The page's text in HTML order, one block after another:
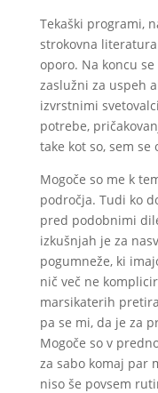
Tekaški programi,
strokovna
oporo. Na koncu
zaslužni za uspeh
izvrstnimi
potrebe,
take kot so, sem se
Mogoče so me k
področja. Tudi ko
pred podobnimi
izkušnjah je za
pogumneže, ki
nič več ne
marsikaterih
pa se mi, da je za
Mogoče so v
za sabo komaj par
niso še povsem